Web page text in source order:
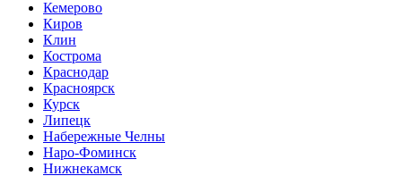
Кемерово
Киров
Клин
Кострома
Краснодар
Красноярск
Курск
Липецк
Набережные Челны
Наро-Фоминск
Нижнекамск